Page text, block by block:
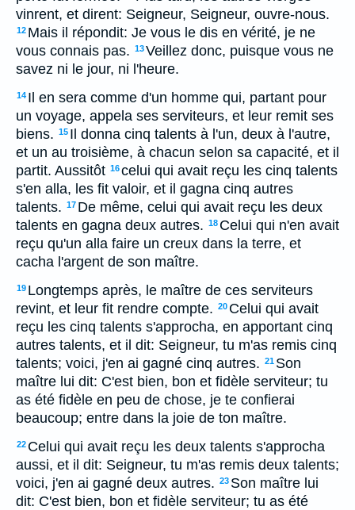
vinrent, et dirent: Seigneur, Seigneur, ouvre-nous.
12 Mais il répondit: Je vous le dis en vérité, je ne
vous connais pas. 13Veillez donc, puisque vous ne
savez ni le jour, ni l'heure.
14 Il en sera comme d'un homme qui, partant pour
un voyage, appela ses serviteurs, et leur remit ses
biens. 15 Il donna cinq talents à l'un, deux à l'autre,
et un au troisième, à chacun selon sa capacité, et il
partit. Aussitôt 16celui qui avait reçu les cinq talents
s'en alla, les fit valoir, et il gagna cinq autres
talents. 17 De même, celui qui avait reçu les deux
talents en gagna deux autres. 18 Celui qui n'en avait
reçu qu'un alla faire un creux dans la terre, et
cacha l'argent de son maître.
19 Longtemps après, le maître de ces serviteurs
revint, et leur fit rendre compte. 20 Celui qui avait
reçu les cinq talents s'approcha, en apportant cinq
autres talents, et il dit: Seigneur, tu m'as remis cinq
talents; voici, j'en ai gagné cinq autres. 21 Son
maître lui dit: C'est bien, bon et fidèle serviteur; tu
as été fidèle en peu de chose, je te confierai
beaucoup; entre dans la joie de ton maître.
22 Celui qui avait reçu les deux talents s'approcha
aussi, et il dit: Seigneur, tu m'as remis deux talents;
voici, j'en ai gagné deux autres. 23 Son maître lui
dit: C'est bien, bon et fidèle serviteur; tu as été